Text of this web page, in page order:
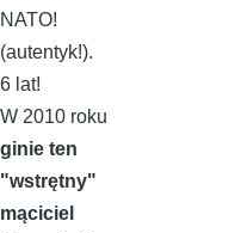
NATO!
(autentyk!).
6 lat!
W 2010 roku
ginie ten
"wstrętny"
mąciciel